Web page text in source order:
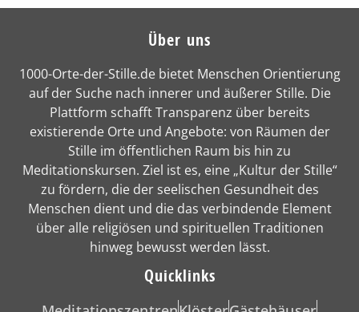
Über uns
1000-Orte-der-Stille.de bietet Menschen Orientierung
auf der Suche nach innerer und äußerer Stille. Die
Plattform schafft Transparenz über bereits
existierende Orte und Angebote: von Räumen der
Stille im öffentlichen Raum bis hin zu
Meditationskursen. Ziel ist es, eine „Kultur der Stille“
zu fördern, die der seelischen Gesundheit des
Menschen dient und die das verbindende Element
über alle religiösen und spirituellen Traditionen
hinweg bewusst werden lässt.
Quicklinks